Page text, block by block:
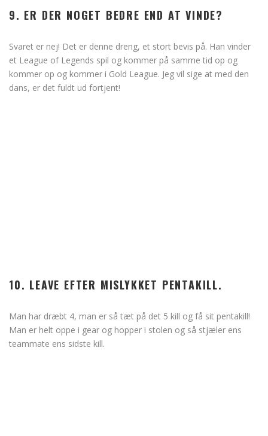
9. ER DER NOGET BEDRE END AT VINDE?
Svaret er nej! Det er denne dreng, et stort bevis på. Han vinder
et League of Legends spil og kommer på samme tid op og
kommer op og kommer i Gold League. Jeg vil sige at med den
dans, er det fuldt ud fortjent!
10. LEAVE EFTER MISLYKKET PENTAKILL.
Man har dræbt 4, man er så tæt på det 5 kill og få sit pentakill!
Man er helt oppe i gear og hopper i stolen og så stjæler ens
teammate ens sidste kill.